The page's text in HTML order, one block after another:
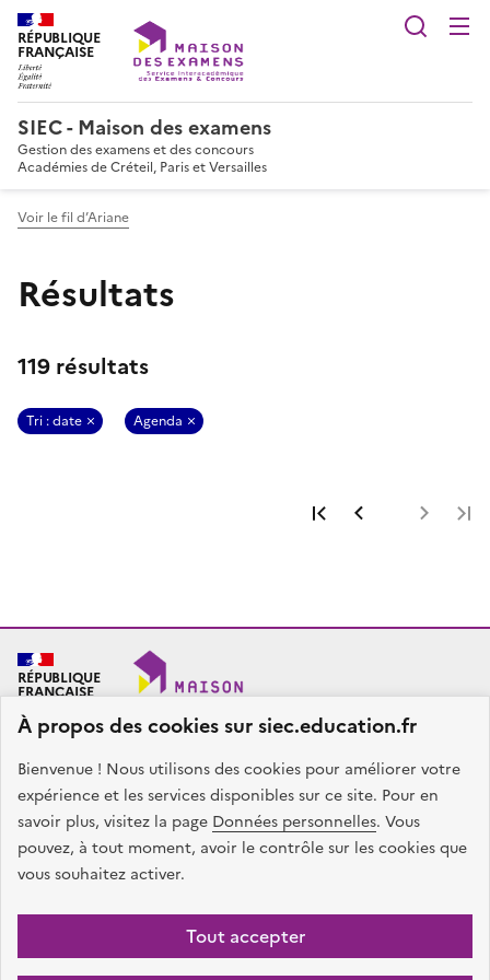
À propos des cookies sur siec.education.fr
Bienvenue ! Nous utilisons des cookies pour améliorer votre
expérience et les services disponibles sur ce site. Pour en
savoir plus, visitez la page Données personnelles. Vous
pouvez, à tout moment, avoir le contrôle sur les cookies que
vous souhaitez activer.
Tout accepter
RÉPUBLIQUE
FRANÇAISE
SIEC - Maison des examens
Gestion des examens et des concours
Académies de Créteil, Paris et Versailles
Voir le fil d’Ariane
Résultats
119 résultats
Tri : date Agenda
Première page
Page
RÉPUBLIQUE
FRANÇAISE
SIEC - Maison des examens
Académies de Créteil, Paris et Versailles
7, rue Ernest Renan
94749 ARCUEIL CEDEX
Nous contacter
facebook
x instagramlinkedin